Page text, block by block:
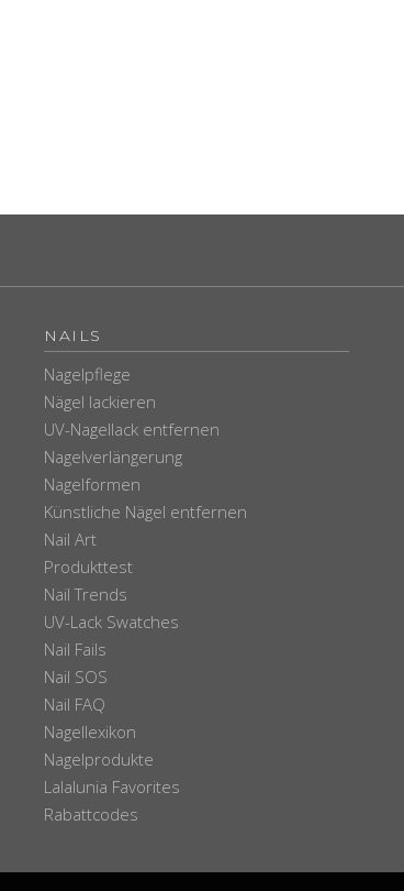
NAILS
Nagelpflege
Nägel lackieren
UV-Nagellack entfernen
Nagelverlängerung
Nagelformen
Künstliche Nägel entfernen
Nail Art
Produkttest
Nail Trends
UV-Lack Swatches
Nail Fails
Nail SOS
Nail FAQ
Nagellexikon
Nagelprodukte
Lalalunia Favorites
Rabattcodes